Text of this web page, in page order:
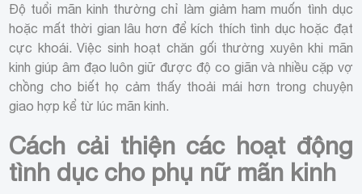
Độ tuổi mãn kinh thường chỉ làm giảm ham muốn tình dục
hoặc mất thời gian lâu hơn để kích thích tình dục hoặc đạt
cực khoái. Việc sinh hoạt chăn gối thường xuyên khi mãn
kinh giúp âm đạo luôn giữ được độ co giãn và nhiều cặp vợ
chồng cho biết họ cảm thấy thoải mái hơn trong chuyện
giao hợp kể từ lúc mãn kinh.
Cách cải thiện các hoạt động
tình dục cho phụ nữ mãn kinh